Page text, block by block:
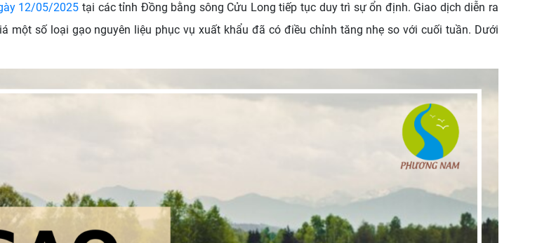
12/05/2025 tại các tỉnh Đồng bằng sông Cửu Longtiếp tục duy trì sự ổn định. Giao dịch diễn ra
một số loại gạo nguyên liệu phục vụ xuất khẩu đã có điều chỉnh tăng nhẹ so với cuối tuần. Dưới